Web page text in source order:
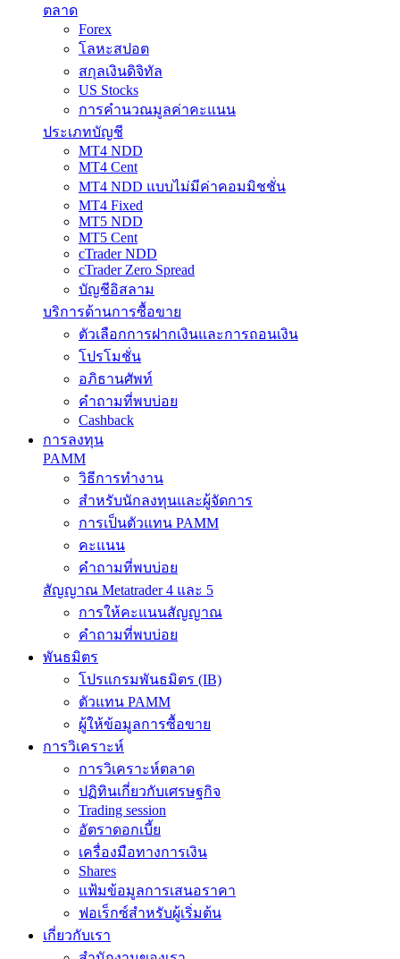
ตลาด
Forex
โลหะสปอต
สกุลเงินดิจิทัล
US Stocks
การคำนวณมูลค่าคะแนน
ประเภทบัญชี
MT4 NDD
MT4 Cent
MT4 NDD แบบไม่มีค่าคอมมิชชั่น
MT4 Fixed
MT5 NDD
MT5 Cent
cTrader NDD
cTrader Zero Spread
บัญชีอิสลาม
บริการด้านการซื้อขาย
ตัวเลือกการฝากเงินและการถอนเงิน
โปรโมชั่น
อภิธานศัพท์
คำถามที่พบบ่อย
Cashback
การลงทุน
PAMM
วิธีการทำงาน
สำหรับนักลงทุนและผู้จัดการ
การเป็นตัวแทน PAMM
คะแนน
คำถามที่พบบ่อย
สัญญาณ Metatrader 4 และ 5
การให้คะแนนสัญญาณ
คำถามที่พบบ่อย
พันธมิตร
โปรแกรมพันธมิตร (IB)
ตัวแทน PAMM
ผู้ให้ข้อมูลการซื้อขาย
การวิเคราะห์
การวิเคราะห์ตลาด
ปฏิทินเกี่ยวกับเศรษฐกิจ
Trading session
อัตราดอกเบี้ย
เครื่องมือทางการเงิน
Shares
แฟ้มข้อมูลการเสนอราคา
ฟอเร็กซ์สำหรับผู้เริ่มต้น
เกี่ยวกับเรา